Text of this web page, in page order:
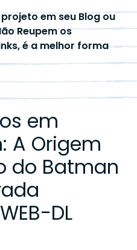
em seu Blog ou
Reupem os
é a melhor forma
em
A Origem
do Batman
DL